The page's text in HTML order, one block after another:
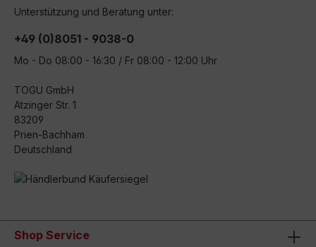
Unterstützung und Beratung unter:
+49 (0)8051 - 9038-0
Mo - Do 08:00 - 16:30 / Fr 08:00 - 12:00 Uhr
TOGU GmbH
Atzinger Str. 1
83209
Prien-Bachham
Deutschland
Shop Service